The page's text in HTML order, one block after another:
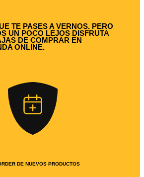
TE PASES A VERNOS. PERO
UN POCO LEJOS DISFRUTA
DE COMPRAR EN
ONLINE.
DE NUEVOS PRODUCTOS